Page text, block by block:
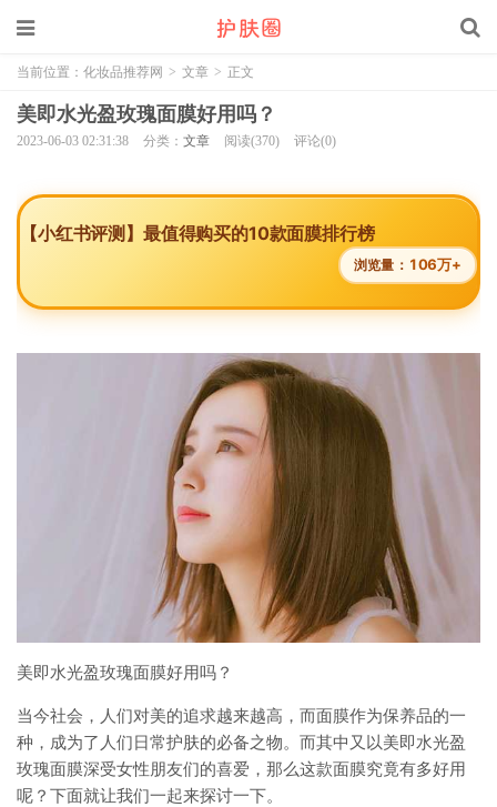
当前位置： 化妆品推荐网 > 文章 > 正文
美即水光盈玫瑰面膜好用吗？
2023-06-03 02:31:38 分类： 文章 阅读(370) 评论(0)
【小红书评测】最值得购买的10款面膜排行榜
浏览量： 106万+
美即水光盈玫瑰面膜好用吗？
当今社会，人们对美的追求越来越高，而面膜作为保养品的一
种，成为了人们日常护肤的必备之物。而其中又以美即水光盈
玫瑰面膜深受女性朋友们的喜爱，那么这款面膜究竟有多好用
呢？下面就让我们一起来探讨一下。